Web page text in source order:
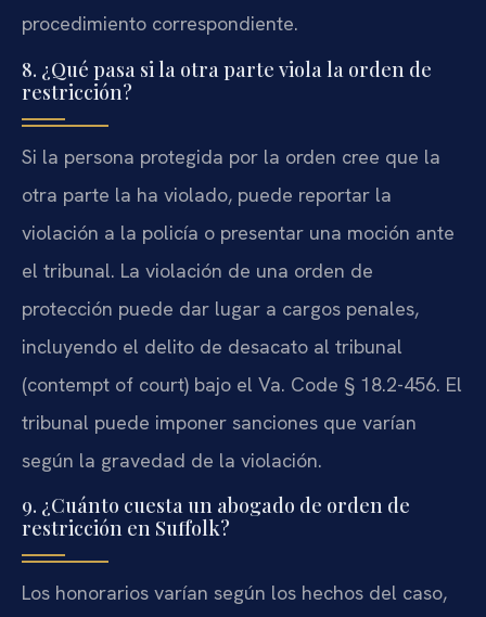
procedimiento correspondiente.
8. ¿Qué pasa si la otra parte viola la orden de
restricción?
Si la persona protegida por la orden cree que la
otra parte la ha violado, puede reportar la
violación a la policía o presentar una moción ante
el tribunal. La violación de una orden de
protección puede dar lugar a cargos penales,
incluyendo el delito de desacato al tribunal
(contempt of court) bajo el Va. Code § 18.2-456. El
tribunal puede imponer sanciones que varían
según la gravedad de la violación.
9. ¿Cuánto cuesta un abogado de orden de
restricción en Suffolk?
Los honorarios varían según los hechos del caso,